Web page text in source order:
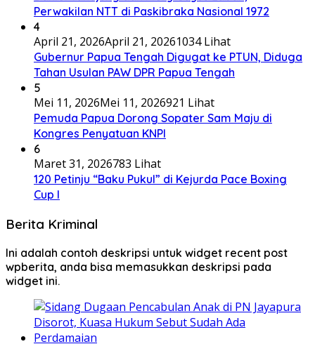
Perwakilan NTT di Paskibraka Nasional 1972
4
April 21, 2026April 21, 20261034 Lihat
Gubernur Papua Tengah Digugat ke PTUN, Diduga
Tahan Usulan PAW DPR Papua Tengah
5
Mei 11, 2026Mei 11, 2026921 Lihat
Pemuda Papua Dorong Sopater Sam Maju di
Kongres Penyatuan KNPI
6
Maret 31, 2026783 Lihat
120 Petinju “Baku Pukul” di Kejurda Pace Boxing
Cup I
Berita Kriminal
Ini adalah contoh deskripsi untuk widget recent post
wpberita, anda bisa memasukkan deskripsi pada
widget ini.